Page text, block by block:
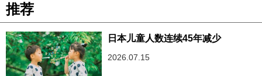
推荐
日本儿童人数连续45年减少
2026.07.15